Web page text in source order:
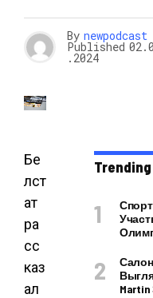
By newpodcast
Published
.2024
Бе
лст
ат
ра
сс
каз
ал
Trending